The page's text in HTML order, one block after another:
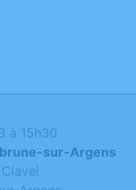
à 15h30
sur-Argens